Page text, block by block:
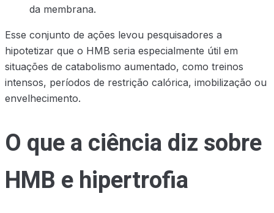
da membrana.
Esse conjunto de ações levou pesquisadores a
hipotetizar que o HMB seria especialmente útil em
situações de catabolismo aumentado, como treinos
intensos, períodos de restrição calórica, imobilização ou
envelhecimento.
O que a ciência diz sobre
HMB e hipertrofia